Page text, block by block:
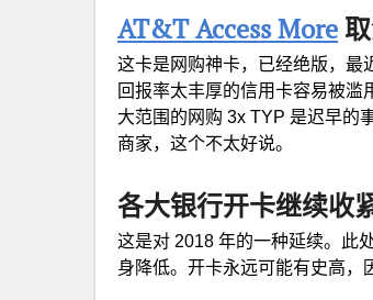
AT&T Access More
这卡是网购神卡，已经绝版，最
回报率太丰厚的信用卡容易被滥
大范围的网购 3x TYP 是迟早的
商家，这个不太好说。
各大银行开卡继续收
这是对 2018 年的一种延续。此
身降低。开卡永远可能有史高，